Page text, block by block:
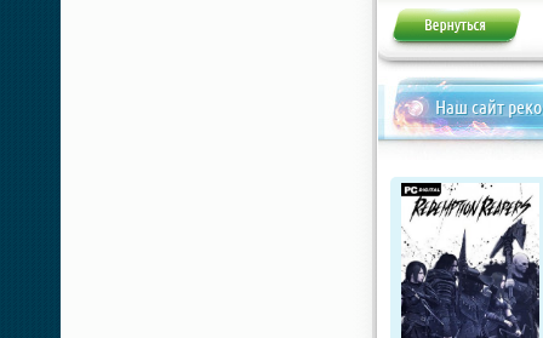
Наш сайт